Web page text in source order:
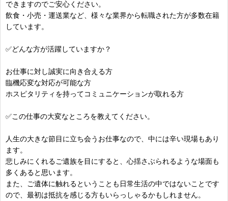
できますのでご安心ください。
飲食・小売・運送業など、様々な業界から転職された方が多数在籍
しています。
✅どんな方が活躍していますか？
お仕事に対し誠実に向き合える方
臨機応変な対応が可能な方
ホスピタリティを持ってコミュニケーションが取れる方
✅この仕事の大変なところを教えてください。
人生の大きな節目に立ち会うお仕事なので、中には辛い現場もあり
ます。
悲しみにくれるご遺族を目にすると、心揺さぶられるような場面も
多くあると思います。
また、ご遺体に触れるということも日常生活の中ではないことです
ので、最初は抵抗を感じる方もいらっしゃるかもしれません。